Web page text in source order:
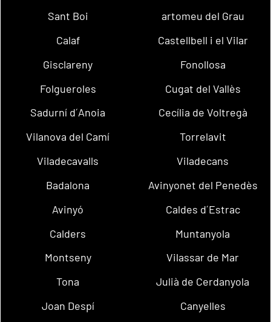
Sant Boi
artomeu del Grau
Calaf
Castellbell i el Vilar
Gisclareny
Fonollosa
Folgueroles
Cugat del Vallès
Sadurní d´Anoia
Cecília de Voltregà
Vilanova del Camí
Torrelavit
Viladecavalls
Viladecans
Badalona
Avinyonet del Penedès
Avinyó
Caldes d´Estrac
Calders
Muntanyola
Montseny
Vilassar de Mar
Tona
Julià de Cerdanyola
Joan Despí
Canyelles